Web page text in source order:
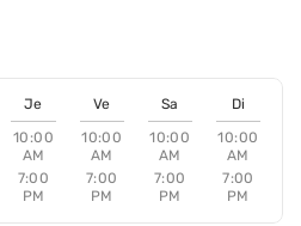
Je
10:00
AM
7:00
PM
Ve
10:00
AM
7:00
PM
Sa
10:00
AM
7:00
PM
Di
10:00
AM
7:00
PM